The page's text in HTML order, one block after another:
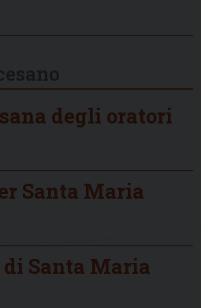
degli oratori
Santa Maria
Santa Maria